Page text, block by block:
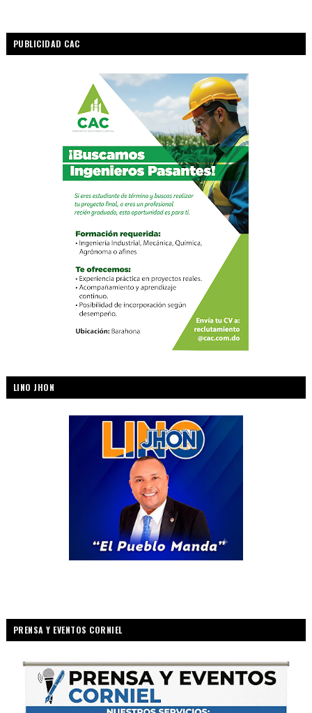
PUBLICIDAD CAC
LINO JHON
PRENSA Y EVENTOS CORNIEL